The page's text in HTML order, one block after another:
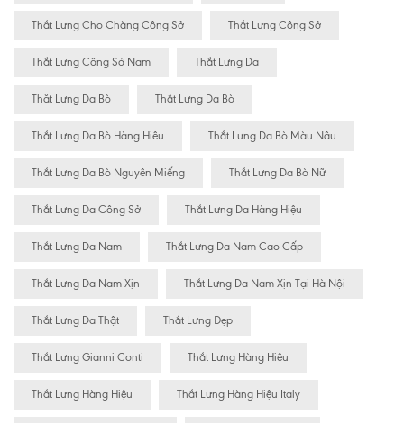
Thắt Lưng Cho Chàng Công Sở Thắt Lưng Công Sở
Thắt Lưng Công Sở Nam Thắt Lưng Da
Thăt Lưng Da Bò Thắt Lưng Da Bò
Thắt Lưng Da Bò Hàng Hiêu Thắt Lưng Da Bò Màu Nâu
Thắt Lưng Da Bò Nguyên Miếng Thắt Lưng Da Bò Nữ
Thắt Lưng Da Công Sở Thắt Lưng Da Hàng Hiệu
Thắt Lưng Da Nam Thắt Lưng Da Nam Cao Cấp
Thắt Lưng Da Nam Xịn Thắt Lưng Da Nam Xịn Tại Hà Nội
Thắt Lưng Da Thật Thắt Lưng Đẹp
Thắt Lưng Gianni Conti Thắt Lưng Hàng Hiêu
Thắt Lưng Hàng Hiệu Thắt Lưng Hàng Hiệu Italy